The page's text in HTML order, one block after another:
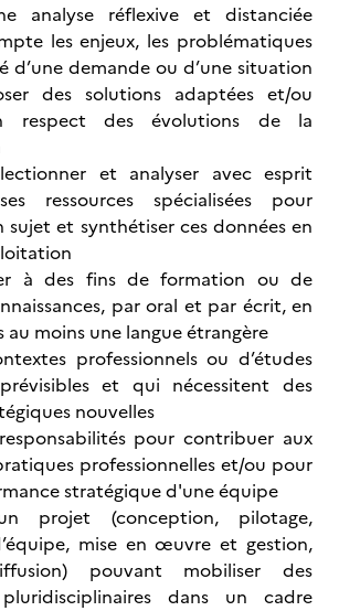
analyse réflexive et distanciée
les enjeux, les problématiques
d’une demande ou d’une situation
des solutions adaptées et/ou
respect des évolutions de la
et analyser avec esprit
ressources spécialisées pour
et synthétiser ces données en
à des fins de formation ou de
par oral et par écrit, en
au moins une langue étrangère
professionnels ou d’études
et qui nécessitent des
nouvelles
pour contribuer aux
professionnelles et/ou pour
stratégique d'une équipe
projet (conception, pilotage,
mise en œuvre et gestion,
pouvant mobiliser des
dans un cadre